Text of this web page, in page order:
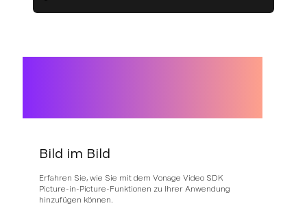
Bild im Bild
Erfahren Sie, wie Sie mit dem Vonage Video SDK
Picture-in-Picture-Funktionen zu Ihrer Anwendung
hinzufügen können.